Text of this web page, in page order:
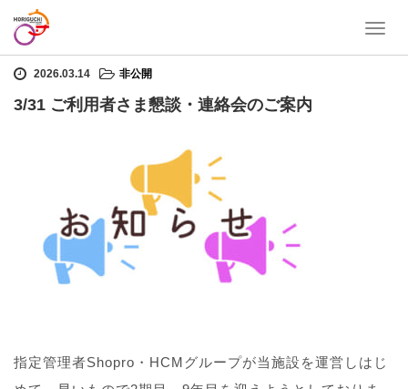
T
ホーム
2026.03.14 非公開
3/31 ご利用者さま懇談・連絡会のご案内
指定管理者Shopro・HCMグループが当施設を運営しはじ